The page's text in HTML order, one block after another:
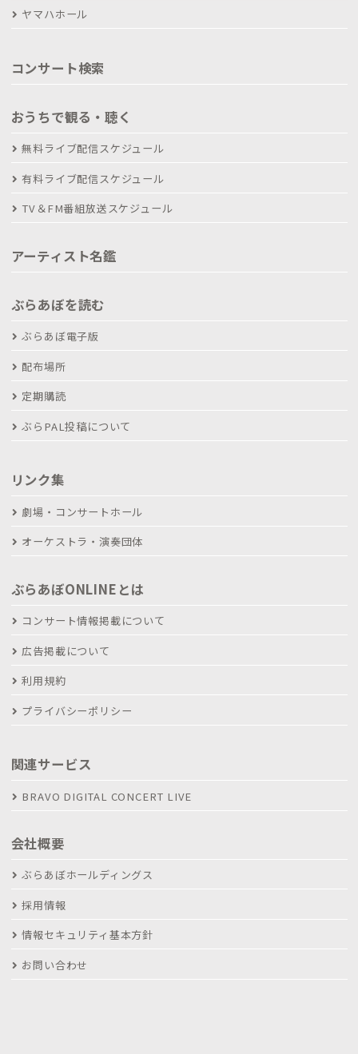
ヤマハホール
コンサート検索
おうちで観る・聴く
無料ライブ配信スケジュール
有料ライブ配信スケジュール
TV＆FM番組放送スケジュール
アーティスト名鑑
ぶらあぼを読む
ぶらあぼ電子版
配布場所
定期購読
ぶらPAL投稿について
リンク集
劇場・コンサートホール
オーケストラ・演奏団体
ぶらあぼONLINEとは
コンサート情報掲載について
広告掲載について
利用規約
プライバシーポリシー
関連サービス
BRAVO DIGITAL CONCERT LIVE
会社概要
ぶらあぼホールディングス
採用情報
情報セキュリティ基本方針
お問い合わせ